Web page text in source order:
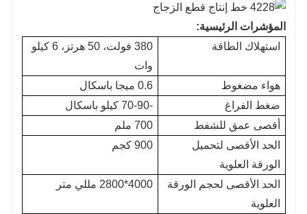
المؤشرات الرئيسية:
استهلاك الطاقة
380 فولت، 50 هرتز، 6 كيلو
وات
هواء مضغوط
0.6 ميجا باسكال
ضغط الفراغ
-70-90 كيلو باسكال
أقصى عمق للشفط
700 ملم
الحد الأقصى لتحميل
الورقة العلوية
900 كجم
الحد الأقصى لحجم الورقة
العلوية
4000*2800 مللي متر